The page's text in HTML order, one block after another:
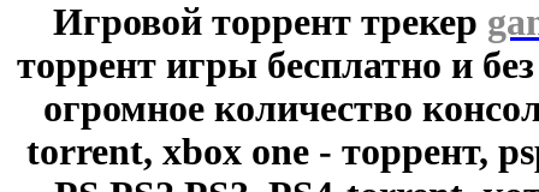
Игровой торрент трекер
торрент игры бесплатно и
огромное количество
torrent, xbox one - торрент,